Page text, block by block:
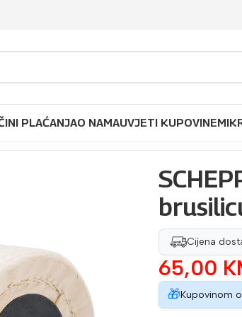
PLAĆANJAO NAMAUVJETI KUPOVINE
Cijena
65,00
🎁Kupovinom